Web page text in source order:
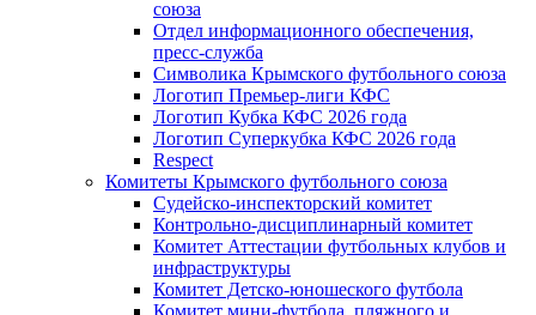
союза
Отдел информационного обеспечения,
пресс-служба
Символика Крымского футбольного союза
Логотип Премьер-лиги КФС
Логотип Кубка КФС 2026 года
Логотип Суперкубка КФС 2026 года
Respect
Комитеты Крымского футбольного союза
Судейско-инспекторский комитет
Контрольно-дисциплинарный комитет
Комитет Аттестации футбольных клубов и
инфраструктуры
Комитет Детско-юношеского футбола
Комитет мини-футбола, пляжного и